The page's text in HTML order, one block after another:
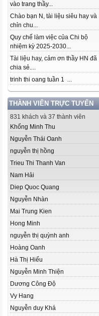
vào trang thầy...
Chào bạn N, tài liệu siêu hay và
chỉn chu...
Quy chế làm việc của Chi bộ
nhiệm kỳ 2025-2030...
Tài liệu hay, cảm ơn thầy HN đã
chia sẻ....
trinh thi oang tuần 1 ...
THÀNH VIÊN TRỰC TUYẾN
831 khách và 37 thành viên
Khổng Minh Thu
Nguyễn Thái Oanh
nguyễn thị hồng
Trieu Thi Thanh Van
Nam Hải
Diep Quoc Quang
Nguyễn Nhàn
Mai Trung Kien
Hong Minh
nguyễn thị quỳnh anh
Hoàng Oanh
Hà Thị Hiếu
Nguyễn Minh Thiện
Dương Công Độ
Vy Hang
Nguyễn duy Khá